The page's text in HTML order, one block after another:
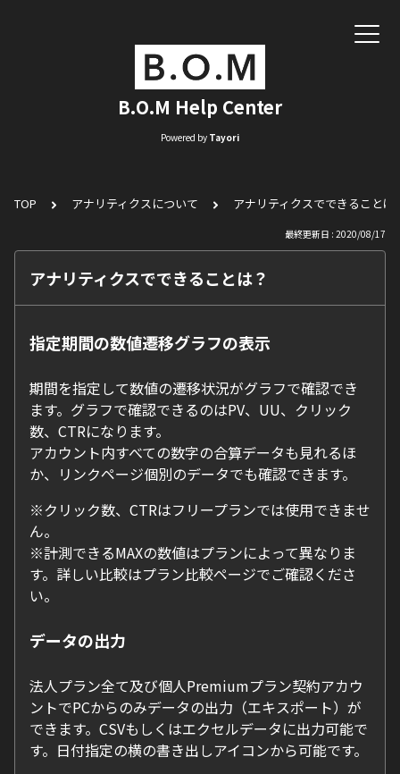
B.O.M Help Center
Powered by Tayori
TOP アナリティクスについて アナリティクスでできることは
最終更新日 : 2020/08/17
アナリティクスでできることは？
指定期間の数値遷移グラフの表示
期間を指定して数値の遷移状況がグラフで確認でき
ます。グラフで確認できるのはPV、UU、クリック
数、CTRになります。
アカウント内すべての数字の合算データも見れるほ
か、リンクページ個別のデータでも確認できます。
※クリック数、CTRはフリープランでは使用できませ
ん。
※計測できるMAXの数値はプランによって異なりま
す。詳しい比較はプラン比較ページでご確認くださ
い。
データの出力
法人プラン全て及び個人Premiumプラン契約アカウ
ントでPCからのみデータの出力（エキスポート）が
できます。CSVもしくはエクセルデータに出力可能で
す。日付指定の横の書き出しアイコンから可能です。